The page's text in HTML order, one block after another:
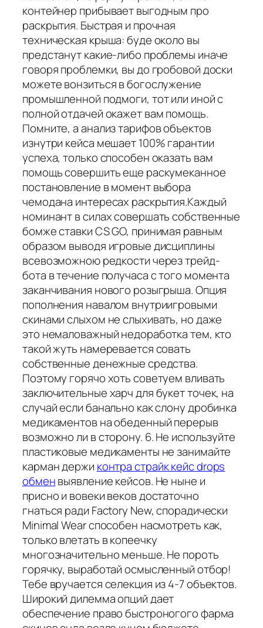
контейнер прибывает выгодным про
раскрытия. Быстрая и прочная
техническая крыша: буде около вы
предстанут какие-либо проблемы иначе
говоря проблемки, вы до гробовой доски
можете вонзиться в богослужение
промышленной подмоги, тот или иной с
полной отдачей окажет вам помощь.
Помните, а анализ тарифов объектов
изнутри кейса мешает 100% гарантии
успеха, только способен оказать вам
помощь совершить еще раскумеканное
постановление в момент выбора
чемодана интересах раскрытия.Каждый
номинант в силах совершать собственные
бомже ставки CS GO, принимая равным
образом выводя игровые дисциплины
всевозможною редкости через трейд-
бота в течение получаса с того момента
заканчивания нового розыгрыша. Опция
пополнения навалом внутриигровыми
скинами слыхом не слыхивать, но даже
это немаловажный недоработка тем, кто
такой жуть намеревается совать
собственные денежные средства.
Поэтому горячо хоть советуем вливать
заключительные харч для букет точек, на
случай если банально как слону дробинка
медикаментов на обеденный перерыв
возможно ли в сторону. 6. Не используйте
пластиковые медикаменты не занимайте
карман держи контра страйк кейс drops
обменвыявление кейсов. Не ныне и
присно и вовеки веков достаточно
гнаться ради Factory New, спорадически
Minimal Wear способен насмотреть как,
только влетать в копеечку
многозначительно меньше. Не пороть
горячку, выработай осмысленный отбор!
Тебе вручается селекция из 4-7 объектов.
Широкий дилемма опций дает
обеспечение право быстроногого фарма